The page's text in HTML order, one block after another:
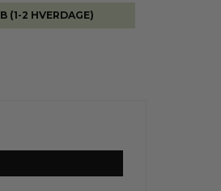
KØB (1-2 HVERDAGE)